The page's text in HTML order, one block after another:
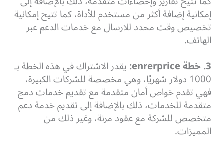
إمكانية إضافة أكثر من مستخدم للأداة، كما تتيح إمكانية
تخصيص وقت محدد للارسال مع خدمات الدعم عبر
الهاتف.
3. خطة
enrerprice
:يقدر الاشتراك في هذه الخطة بـ
1000 دولار شهريًا، وهي مخصصة للشركات الكبيرة،
فهي تقدم خواص أمان متقدمة مع تقديم خدمات دمج
متقدمة للخدمات، ذلك بالإضافة إلى تقديم خدمة دعم
متخصص للشركة مع عقود مرنة، وغير ذلك من
المميزات.